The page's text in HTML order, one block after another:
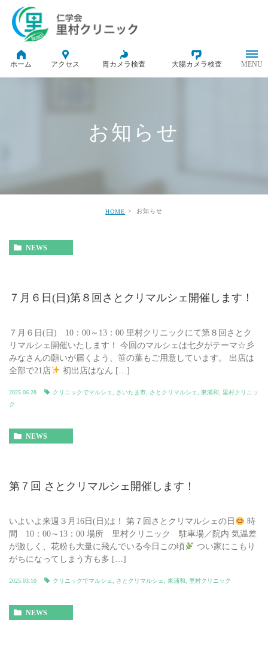
ホーム アクセス 胃カメラ検査 大腸カメラ検査
お知らせ
HOME お知らせ
NEWS
７月６日(日)第８回さとクリマルシェ開催します！
７月６日(日) 10：00～13：00 里村クリニックにて第８回さとク
リマルシェ開催いたします！ 今回のマルシェは七夕がテーマ☆彡
みなさんの願いが届くよう、笹の葉もご用意しています。 出店は
全部で21店
初出店はなん […]
2025.06.28 クリニックでマルシェ さいたま市 さとクリマルシェ 東浦和
里村クリニッ
ク
NEWS
第７回 さとクリマルシェ開催します！
いよいよ来週３月16日(日)は！ 第７回さとクリマルシェの日
時
間 10：00～13：00 場所 里村クリニック 駐車場／院内 気温差
が激しく、花粉も大量に飛んでいる今日この頃
つい家にこもり
がちになってしまう方も多 […]
2025.03.10 クリニックでマルシェ さとクリマルシェ 東浦和 里村クリニック
NEWS